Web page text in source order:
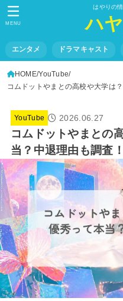
はやりの
ハ
エンタメ ドラマキャスト
MENU
HOME YouTube
コムドットやまとの高校や大学は
YouTube 2026.06.27
コムドットやまとの
当？中退理由も調査！